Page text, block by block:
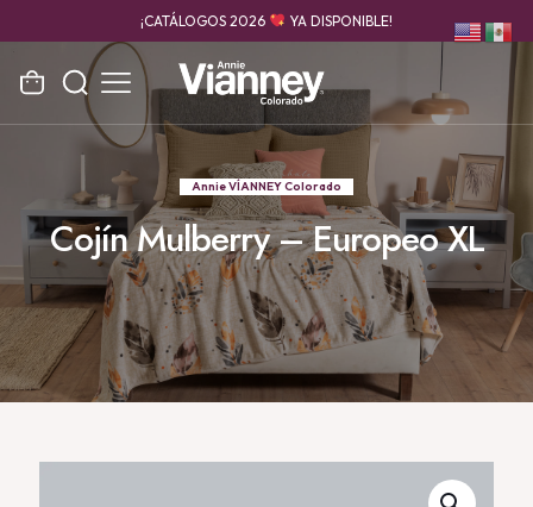
¡CATÁLOGOS 2026 YA DISPONIBLE!
Annie VÍANNEY Colorado
Cojín Mulberry – Europeo XL